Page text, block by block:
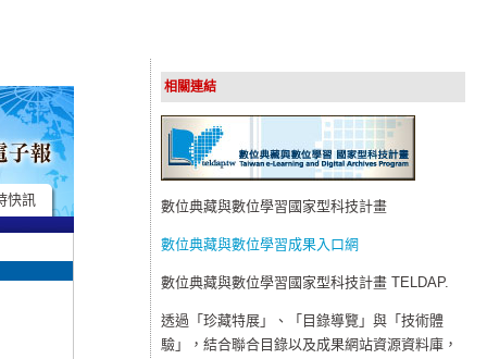
相關連結
數位典藏與數位學習國家型科技計畫
數位典藏與數位學習成果入口網
數位典藏與數位學習國家型科技計畫 TELDAP.
透過「珍藏特展」、「目錄導覽」與「技術體
驗」，結合聯合目錄以及成果網站資源資料庫，
快訊